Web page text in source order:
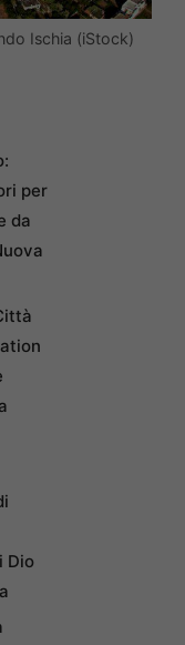
Ischia (iStock)
per
da
Dio